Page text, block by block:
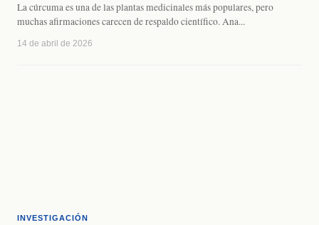
La cúrcuma es una de las plantas medicinales más populares, pero
muchas afirmaciones carecen de respaldo científico. Ana...
14 de abril de 2026
INVESTIGACIÓN